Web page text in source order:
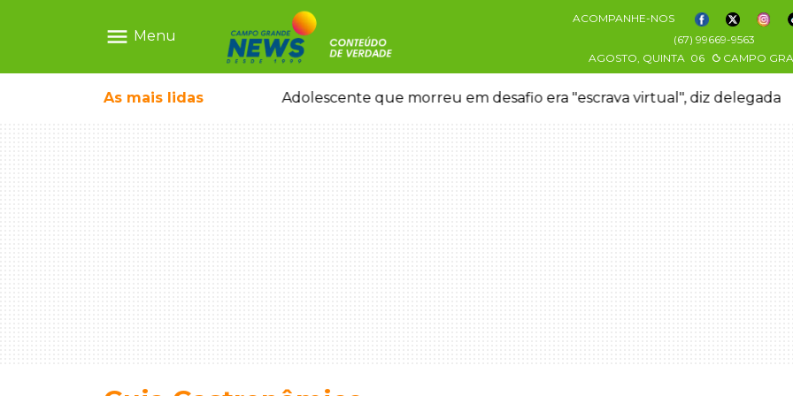
menu Menu
ACOMPANHE-NOS
(67) 99669-9563
AGOSTO, QUINTA 06 CAMPO
As mais lidas
antes de induzi-la à morte Adolescente que morreu em desafio era "escrava virtual", diz delegada